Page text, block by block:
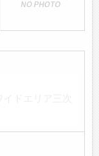
等使用
ます。